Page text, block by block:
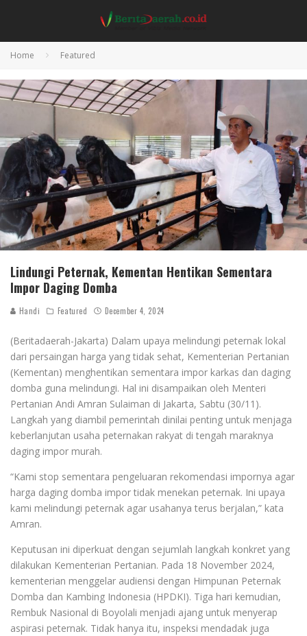
Home Featured
Lindungi Peternak, Kementan Hentikan Sementara
Impor Daging Domba
Handi Featured December 4, 2024
(Beritadaerah-Jakarta) Dalam upaya melindungi peternak lokal
dari persaingan harga yang tidak sehat, Kementerian Pertanian
(Kementan) menghentikan sementara impor karkas dan daging
domba guna melindungi. Hal ini disampaikan oleh Menteri
Pertanian Andi Amran Sulaiman di Jakarta, Sabtu (30/11).
Langkah yang diambil pemerintah dinilai penting untuk menjaga
keberlanjutan usaha peternakan rakyat di tengah maraknya
daging impor murah.
“Kami stop sementara pengeluaran rekomendasi impornya agar
harga daging domba impor tidak menekan peternak. Ini upaya
kami melindungi peternak agar usahanya terus berjalan,” kata
Amran.
Keputusan ini diperkuat dengan sejumlah langkah konkret yang
dilakukan Kementerian Pertanian. Pada 18 November 2024,
kementerian menggelar audiensi dengan Himpunan Peternak
Domba dan Kambing Indonesia (HPDKI). Tiga hari kemudian,
Rembuk Nasional di Boyolali menjadi ajang untuk menyerap
aspirasi peternak. Tidak hanya itu, inspeksi mendadak juga